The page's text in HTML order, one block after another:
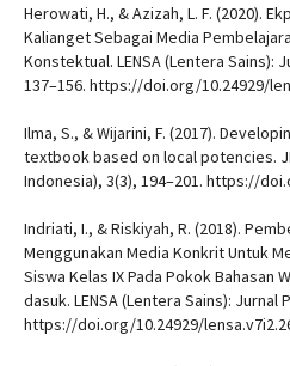
Herowati, H., & Azizah, L. F. (2020).
Kalianget Sebagai Media
Konstektual. LENSA (Lentera Sains):
137–156. https://doi.org/10.24929/
Ilma, S., & Wijarini, F. (2017).
textbook based on local potencies.
Indonesia), 3(3), 194–201. https://
Indriati, I., & Riskiyah, R. (2018).
Menggunakan Media Konkrit Untuk
Siswa Kelas IX Pada Pokok Bahasan
dasuk. LENSA (Lentera Sains): Jurnal
https://doi.org/10.24929/